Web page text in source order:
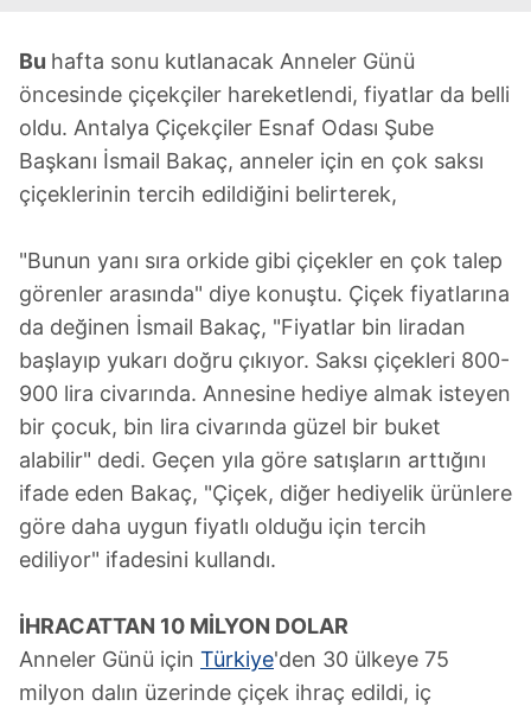
Bu hafta sonu kutlanacak Anneler Günü
öncesinde çiçekçiler hareketlendi, fiyatlar da belli
oldu. Antalya Çiçekçiler Esnaf Odası Şube
Başkanı İsmail Bakaç, anneler için en çok saksı
çiçeklerinin tercih edildiğini belirterek,
"Bunun yanı sıra orkide gibi çiçekler en çok talep
görenler arasında" diye konuştu. Çiçek fiyatlarına
da değinen İsmail Bakaç, "Fiyatlar bin liradan
başlayıp yukarı doğru çıkıyor. Saksı çiçekleri 800-
900 lira civarında. Annesine hediye almak isteyen
bir çocuk, bin lira civarında güzel bir buket
alabilir" dedi. Geçen yıla göre satışların arttığını
ifade eden Bakaç, "Çiçek, diğer hediyelik ürünlere
göre daha uygun fiyatlı olduğu için tercih
ediliyor" ifadesini kullandı.
İHRACATTAN 10 MİLYON DOLAR
Anneler Günü için Türkiye'den 30 ülkeye 75
milyon dalın üzerinde çiçek ihraç edildi, iç